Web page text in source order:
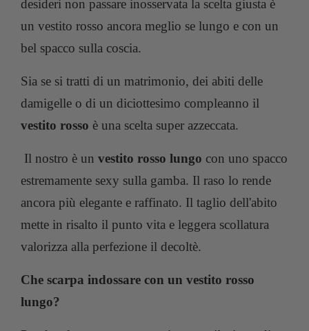
desideri non passare inosservata la scelta giusta è
un vestito rosso ancora meglio se lungo e con un
bel spacco sulla coscia.
Sia se si tratti di un matrimonio, dei abiti delle
damigelle o di un diciottesimo compleanno il
vestito rosso è una scelta super azzeccata.
Il nostro è un vestito rosso lungo con uno spacco
estremamente sexy sulla gamba. Il raso lo rende
ancora più elegante e raffinato. Il taglio dell'abito
mette in risalto il punto vita e leggera scollatura
valorizza alla perfezione il decoltè.
Che scarpa indossare con un vestito rosso
lungo?